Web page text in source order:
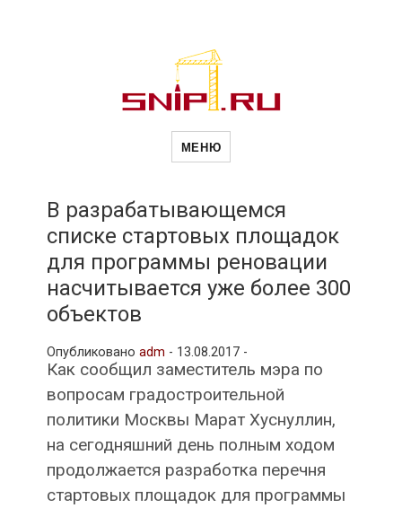
Новости
и
рубрики
МЕНЮ
В разрабатывающемся
списке стартовых площадок
для программы реновации
насчитывается уже более 300
объектов
Опубликовано adm - 13.08.2017 -
Как сообщил заместитель мэра по
вопросам градостроительной
политики Москвы Марат Хуснуллин,
на сегодняшний день полным ходом
продолжается разработка перечня
стартовых площадок для программы